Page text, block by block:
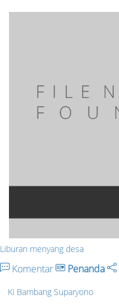
Liburan menyang desa
Komentar Penanda
Ki Bambang Suparyono